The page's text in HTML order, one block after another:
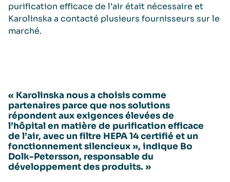
purification efficace de l’air était nécessaire et
Karolinska a contacté plusieurs fournisseurs sur le
marché.
« Karolinska nous a choisis comme
partenaires parce que nos solutions
répondent aux exigences élevées de
l’hôpital en matière de purification efficace
de l’air, avec un filtre HEPA 14 certifié et un
fonctionnement silencieux », indique Bo
Dolk-Petersson, responsable du
développement des produits. »